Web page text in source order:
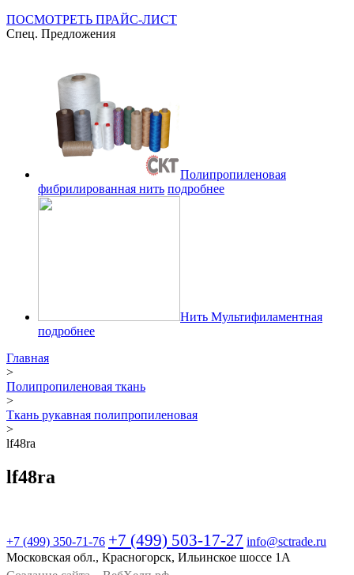
ПОСМОТРЕТЬ ПРАЙС-ЛИСТ
Спец. Предложения
Полипропиленовая
фибрилированная нить подробнее
Нить Мультифиламентная
подробнее
Главная
>
Полипропиленовая ткань
>
Ткань рукавная полипропиленовая
>
lf48ra
lf48ra
+7 (499) 350-71-76 +7 (499) 503-17-27 info@sctrade.ru
Московская обл., Красногорск, Ильинское шоссе 1А